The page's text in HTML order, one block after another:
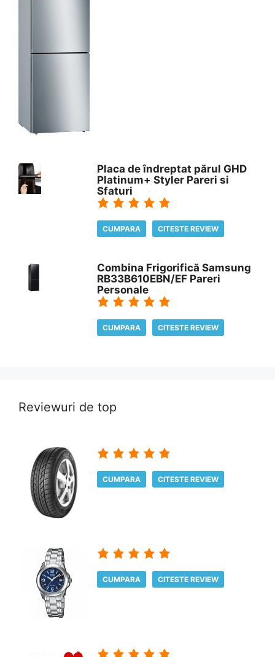
Placa de îndreptat părul GHD
Platinum+ Styler Pareri si
Sfaturi
CUMPARA CITESTE REVIEW
Combina Frigorifică Samsung
RB33B610EBN/EF Pareri
Personale
CUMPARA CITESTE REVIEW
Reviewuri de top
CUMPARA CITESTE REVIEW
CUMPARA CITESTE REVIEW